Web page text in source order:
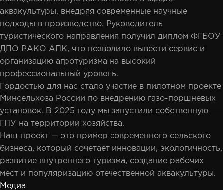
аквакультуры, внедряя современные научные
подходы в производство. Руководитель
туристического направления получил диплом ФГБОУ
ДПО РАКО АПК, что позволило вывести сервис и
организацию агротуризма на высокий
профессиональный уровень.
Гордостью для нас стало участие в пилотном проекте
Минсельхоза России по внедрению газо-поршневых
установок. В 2025 году мы запустили собственную
ГПУ на территории хозяйства.
Наш проект — это пример современного сельского
бизнеса, который сочетает инновации, экологичность,
развитие внутреннего туризма, создание рабочих
мест и популяризацию отечественной аквакультуры.
Медиа